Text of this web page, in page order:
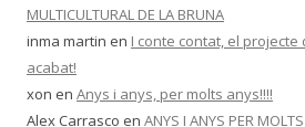
MULTICULTURAL DE LA BRUNA
inma martin en I conte contat, el projecte
acabat!
xon en Anys i anys, per molts anys!!!!
Alex Carrasco en ANYS I ANYS PER